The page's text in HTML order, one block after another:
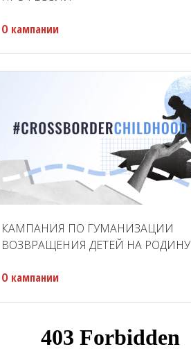
О кампании
КАМПАНИЯ ПО ГУМАНИЗАЦИИ
ВОЗВРАЩЕНИЯ ДЕТЕЙ НА РОДИНУ
О кампании